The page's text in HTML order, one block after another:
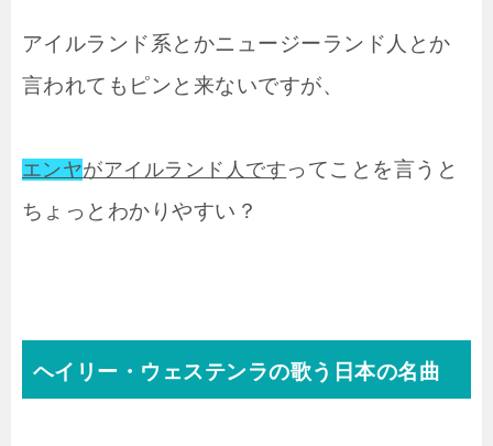
アイルランド系とかニュージーランド人とか
言われてもピンと来ないですが、
エンヤがアイルランド人です ってことを言うと
ちょっとわかりやすい？
ヘイリー・ウェステンラの歌う日本の名曲